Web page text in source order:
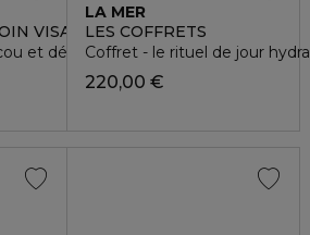
VISAGE
et décolleté
LA MER
LES COFFRETS
Coffret - le rituel de jour
220,00 €